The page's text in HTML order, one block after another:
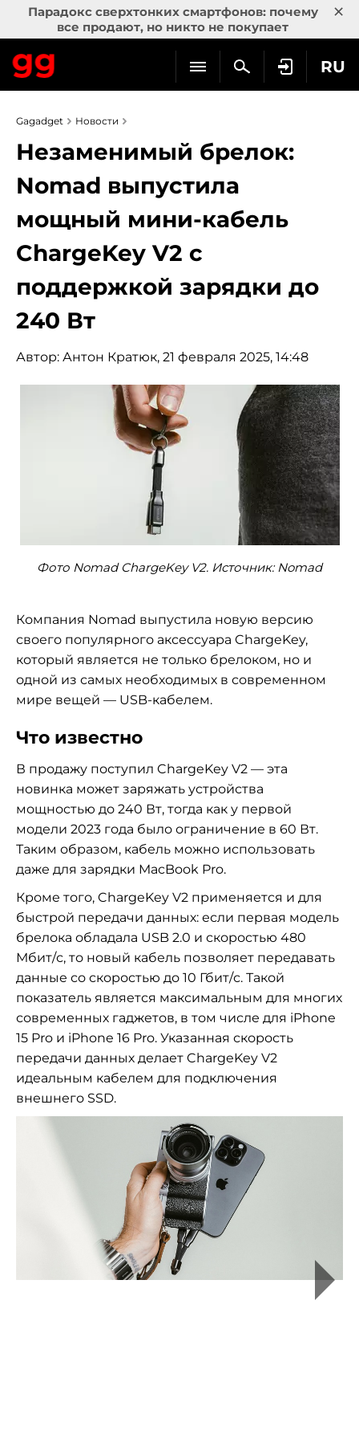
Парадокс сверхтонких смартфонов: почему
все продают, но никто не покупает
×
RU
Gagadget Новости
Незаменимый брелок:
Nomad выпустила
мощный мини-кабель
ChargeKey V2 c
поддержкой зарядки до
240 Вт
Автор: Антон Кратюк, 21 февраля 2025, 14:48
Фото Nomad ChargeKey V2. Источник: Nomad
Компания Nomad выпустила новую версию
своего популярного аксессуара ChargeKey,
который является не только брелоком, но и
одной из самых необходимых в современном
мире вещей — USB-кабелем.
Что известно
В продажу поступил ChargeKey V2 — эта
новинка может заряжать устройства
мощностью до 240 Вт, тогда как у первой
модели 2023 года было ограничение в 60 Вт.
Таким образом, кабель можно использовать
даже для зарядки MacBook Pro.
Кроме того, ChargeKey V2 применяется и для
быстрой передачи данных: если первая модель
брелока обладала USB 2.0 и скоростью 480
Мбит/с, то новый кабель позволяет передавать
данные со скоростью до 10 Гбит/с. Такой
показатель является максимальным для многих
современных гаджетов, в том числе для iPhone
15 Pro и iPhone 16 Pro. Указанная скорость
передачи данных делает ChargeKey V2
идеальным кабелем для подключения
внешнего SSD.